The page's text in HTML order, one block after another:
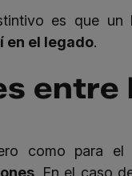
es que un
en el legado.
entre
como para
. En el caso